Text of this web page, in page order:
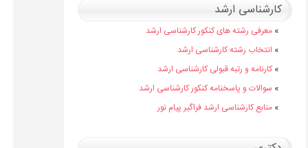
کارشناسی ارشد
» معرفی رشته های کنکور کارشناسی ارشد
» انتخاب رشته کارشناسی ارشد
» کارنامه و رتبه قبولی کارشناسی ارشد
» سوالات و پاسخنامه کنکور کارشناسی ارشد
» منابع کارشناسی ارشد فراگیر پیام نور